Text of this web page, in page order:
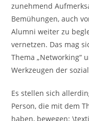
zunehmend
Bemühungen, auch
Alumni weiter zu
vernetzen. Das mag
Thema „Networking“
Werkzeugen der
Es stellen sich
Person, die mit dem
haben, bewegen: